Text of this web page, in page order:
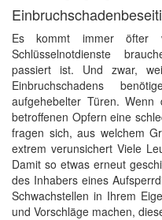
Es kommt immer öfter
Schlüsselnotdienste
passiert ist. Und zwar,
Einbruchschadens
aufgehebelter Türen.
betroffenen Opfern eine
fragen sich, aus welchem
extrem verunsichert Viele
Damit so etwas erneut
des Inhabers eines
Schwachstellen in Ihrem
und Vorschläge machen,